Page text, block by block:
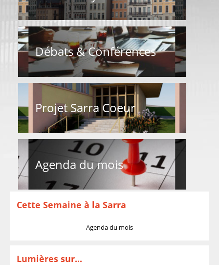
Débats & Conférences
Projet Sarra Coeur
Agenda du mois
Cette Semaine à la Sarra
Agenda du mois
Lumières sur...